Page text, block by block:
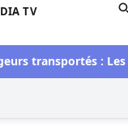
TV
transportés : Les